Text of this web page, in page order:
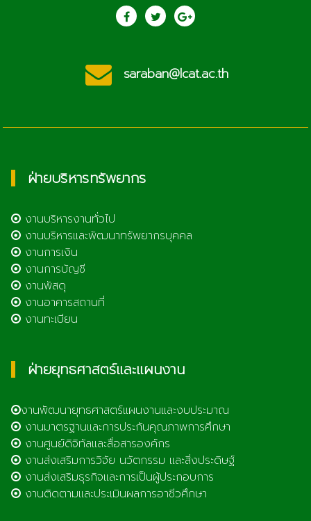
saraban@lcat.ac.th
ฝ่ายบริหารทรัพยากร
งานบริหารงานทั่วไป
งานบริหารและพัฒนาทรัพยากรบุคคล
งานการเงิน
งานการบัญชี
งานพัสดุ
งานอาคารสถานที่
งานทะเบียน
ฝ่ายยุทธศาสตร์และแผนงาน
งานพัฒนายุทธศาสตร์แผนงานและงบประมาณ
งานมาตรฐานและการประกันคุณภาพการศึกษา
งานศูนย์ดิจิทัลและสื่อสารองค์กร
งานส่งเสริมการวิจัย นวัตกรรม และสิ่งประดิษฐ์
งานส่งเสริมธุรกิจและการเป็นผู้ประกอบการ
งานติดตามและประเมินผลการอาชีวศึกษา